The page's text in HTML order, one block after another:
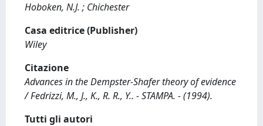
Hoboken, N.J. ; Chichester
Casa editrice (Publisher)
Wiley
Citazione
Advances in the Dempster-Shafer theory of evidence
/ Fedrizzi, M., J., K., R. R., Y.. - STAMPA. - (1994).
Tutti gli autori